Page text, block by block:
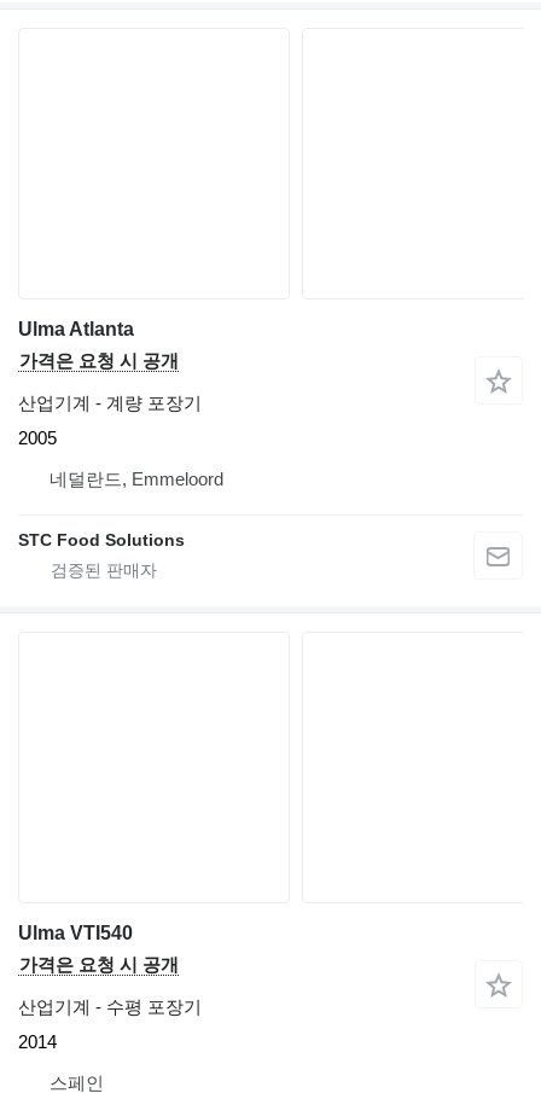
Ulma Atlanta
가격은 요청 시 공개
산업기계 - 계량 포장기
2005
네덜란드, Emmeloord
STC Food Solutions
Ulma VTI540
가격은 요청 시 공개
산업기계 - 수평 포장기
2014
스페인